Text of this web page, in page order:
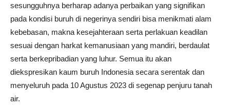
sesungguhnya berharap adanya perbaikan yang signifikan
pada kondisi buruh di negerinya sendiri bisa menikmati alam
kebebasan, makna kesejahteraan serta perlakuan keadilan
sesuai dengan harkat kemanusiaan yang mandiri, berdaulat
serta berkepribadian yang luhur. Semua itu akan
diekspresikan kaum buruh Indonesia secara serentak dan
menyeluruh pada 10 Agustus 2023 di segenap penjuru tanah
air.